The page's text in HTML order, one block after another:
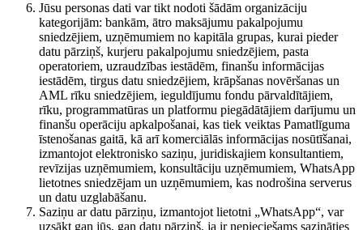
Jūsu personas dati var tikt nodoti šādām organizāciju
kategorijām: bankām, ātro maksājumu pakalpojumu
sniedzējiem, uzņēmumiem no kapitāla grupas, kurai pieder
datu pārziņš, kurjeru pakalpojumu sniedzējiem, pasta
operatoriem, uzraudzības iestādēm, finanšu informācijas
iestādēm, tirgus datu sniedzējiem, krāpšanas novēršanas un
AML rīku sniedzējiem, ieguldījumu fondu pārvaldītājiem,
rīku, programmatūras un platformu piegādātājiem darījumu un
finanšu operāciju apkalpošanai, kas tiek veiktas Pamatlīguma
īstenošanas gaitā, kā arī komerciālās informācijas nosūtīšanai,
izmantojot elektronisko saziņu, juridiskajiem konsultantiem,
revīzijas uzņēmumiem, konsultāciju uzņēmumiem, WhatsApp
lietotnes sniedzējam un uzņēmumiem, kas nodrošina serverus
un datu uzglabāšanu.
Saziņu ar datu pārziņu, izmantojot lietotni „WhatsApp“, var
uzsākt gan jūs, gan datu pārziņš, ja ir nepieciešams sazināties